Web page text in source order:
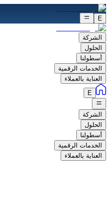
E
الشركة
الحلول
أسطولنا
الخدمات الرقمية
العناية بالعملاء
E
الشركة
الحلول
أسطولنا
الخدمات الرقمية
العناية بالعملاء